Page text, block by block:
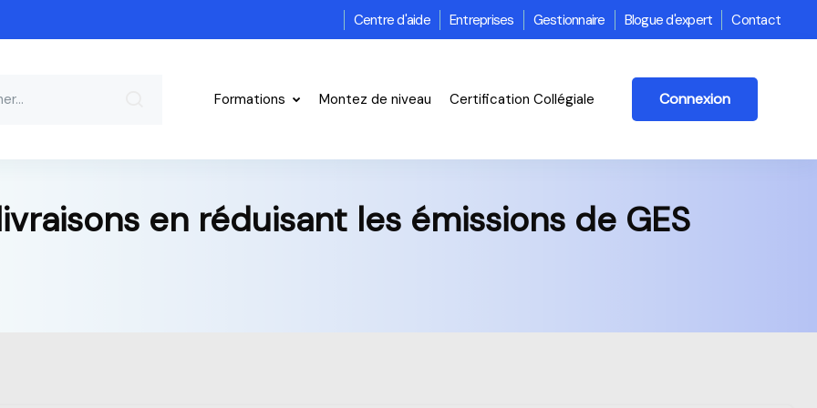
Centre d'aide Entreprises Gestionnaire Blogue d'expert Contact
Formations Montez de niveau Certification Collégiale Connexion
en réduisant les émissions de GES